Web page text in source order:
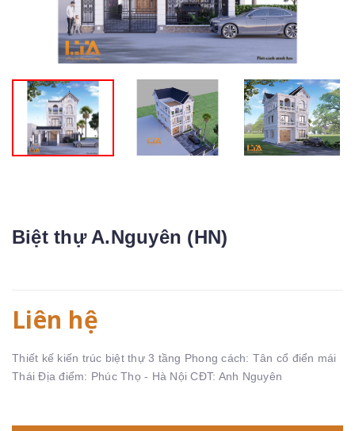
Biệt thự A.Nguyên (HN)
Liên hệ
Thiết kế kiến trúc biệt thự 3 tầng Phong cách: Tân cổ điển mái
Thái Địa điểm: Phúc Thọ - Hà Nội CĐT: Anh Nguyên